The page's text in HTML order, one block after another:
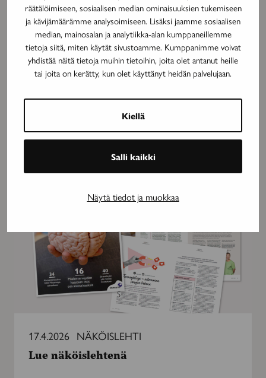
räätälöimiseen, sosiaalisen median ominaisuuksien tukemiseen
ja kävijämäärämme analysoimiseen. Lisäksi jaamme sosiaalisen
median, mainosalan ja analytiikka-alan kumppaneillemme
tietoja siitä, miten käytät sivustoamme. Kumppanimme voivat
yhdistää näitä tietoja muihin tietoihin, joita olet antanut heille
tai joita on kerätty, kun olet käyttänyt heidän palvelujaan.
Kiellä
Salli kaikki
Näytä tiedot ja muokkaa
Lue myös nämä
Lue
17.4.2026 NÄKÖISLEHTI
Lue näköislehtenä